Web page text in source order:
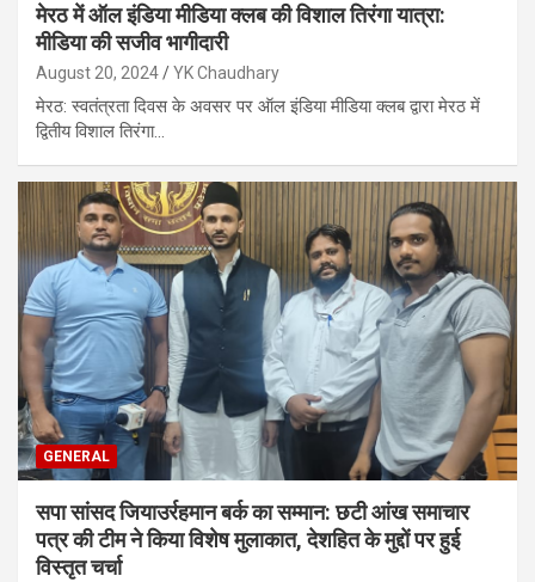
मेरठ में ऑल इंडिया मीडिया क्लब की विशाल तिरंगा यात्रा:
मीडिया की सजीव भागीदारी
August 20, 2024 YK Chaudhary
मेरठ: स्वतंत्रता दिवस के अवसर पर ऑल इंडिया मीडिया क्लब द्वारा मेरठ में
द्वितीय विशाल तिरंगा…
GENERAL
सपा सांसद जियाउर्रहमान बर्क का सम्मान: छटी आंख समाचार
पत्र की टीम ने किया विशेष मुलाकात, देशहित के मुद्दों पर हुई
विस्तृत चर्चा